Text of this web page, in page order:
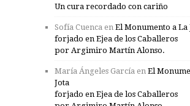
Un cura recordado con cariño
Sofía Cuenca en El Monumento a La
forjado en Ejea de los Caballeros
por Argimiro Martín Alonso.
María Ángeles García en El
Jota
forjado en Ejea de los Caballeros